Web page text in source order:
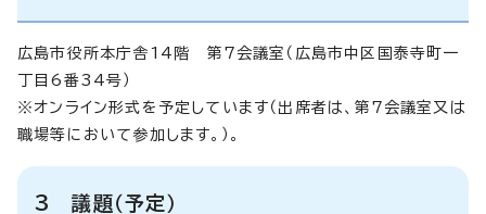
広島市役所本庁舎14階 第7会議室（広島市中区国泰寺町一
丁目6番34号）
※オンライン形式を予定しています（出席者は、第7会議室又は
職場等において参加します。）。
3 議題（予定）